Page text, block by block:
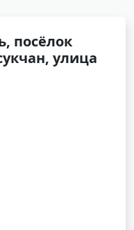
посёлок
улица